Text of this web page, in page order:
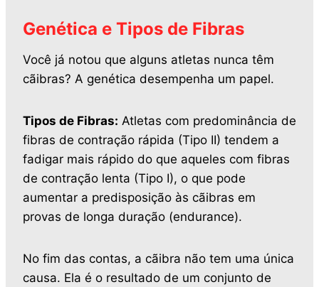
Genética e Tipos de Fibras
Você já notou que alguns atletas nunca têm
cãibras? A genética desempenha um papel.
Tipos de Fibras: Atletas com predominância de
fibras de contração rápida (Tipo II) tendem a
fadigar mais rápido do que aqueles com fibras
de contração lenta (Tipo I), o que pode
aumentar a predisposição às cãibras em
provas de longa duração (endurance).
No fim das contas, a cãibra não tem uma única
causa. Ela é o resultado de um conjunto de